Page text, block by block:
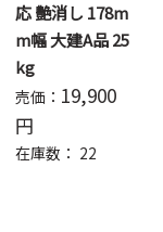
応 艶消し 178m
m幅 大建A品 25
kg
売価： 19,900
円
在庫数： 22